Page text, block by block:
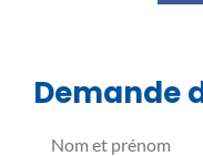
Demande